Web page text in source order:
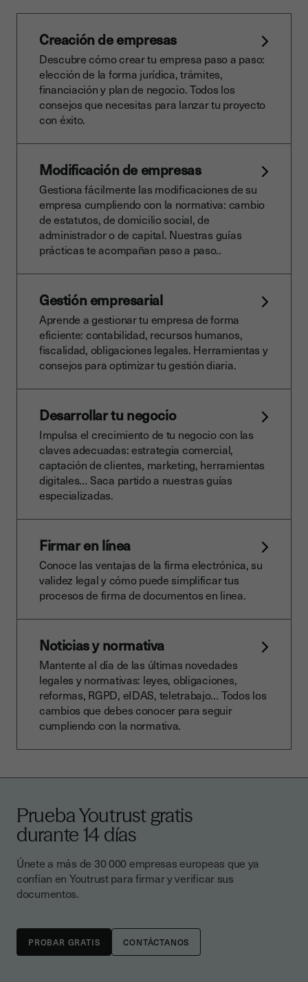
Creación de empresas
Descubre cómo crear tu empresa paso a paso:
elección de la forma jurídica, trámites,
financiación y plan de negocio. Todos los
consejos que necesitas para lanzar tu proyecto
con éxito.
Modificación de empresas
Gestiona fácilmente las modificaciones de su
empresa cumpliendo con la normativa: cambio
de estatutos, de domicilio social, de
administrador o de capital. Nuestras guías
prácticas te acompañan paso a paso..
Gestión empresarial
Aprende a gestionar tu empresa de forma
eficiente: contabilidad, recursos humanos,
fiscalidad, obligaciones legales. Herramientas y
consejos para optimizar tu gestión diaria.
Desarrollar tu negocio
Impulsa el crecimiento de tu negocio con las
claves adecuadas: estrategia comercial,
captación de clientes, marketing, herramientas
digitales… Saca partido a nuestras guías
especializadas.
Firmar en línea
Conoce las ventajas de la firma electrónica, su
validez legal y cómo puede simplificar tus
procesos de firma de documentos en linea.
Noticias y normativa
Mantente al día de las últimas novedades
legales y normativas: leyes, obligaciones,
reformas, RGPD, eIDAS, teletrabajo… Todos los
cambios que debes conocer para seguir
cumpliendo con la normativa.
Prueba Youtrust gratis
durante 14 días
Únete a más de 30 000 empresas europeas que ya
confían en Youtrust para firmar y verificar sus
documentos.
CONTÁCTANOS